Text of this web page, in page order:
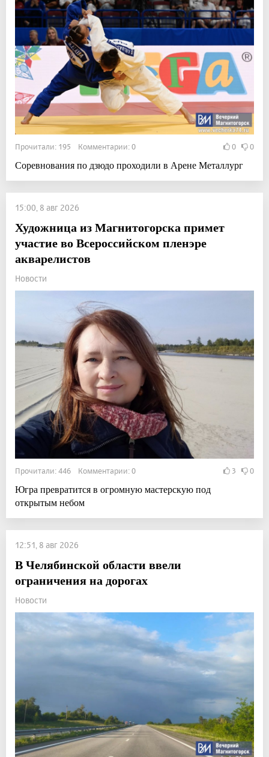
Прочитали: 195 Комментарии: 0 0 0
Соревнования по дзюдо проходили в Арене Металлург
15:00, 8 авг 2026
Художница из Магнитогорска примет
участие во Всероссийском пленэре
акварелистов
Новости
Прочитали: 446 Комментарии: 0 3 0
Югра превратится в огромную мастерскую под
открытым небом
12:51, 8 авг 2026
В Челябинской области ввели
ограничения на дорогах
Новости